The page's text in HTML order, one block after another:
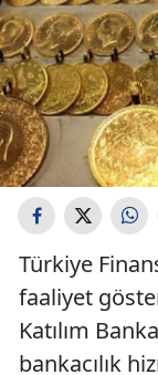
Türkiye
faaliyet
Katılım
bankacılık